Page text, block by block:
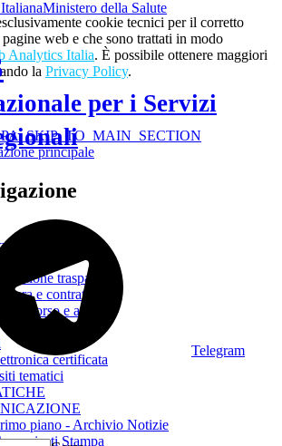
cookie tecnici per il corretto
web e che sono trattati in modo
Analytics Italia. È possibile ottenere maggiori
la Privacy Policy.
principale
Ministero della Salute
per i Servizi
Telegram
trasparente
e contratti
concorso e avvisi
certificata
tematici
piano - Archivio Notizie
Stampa